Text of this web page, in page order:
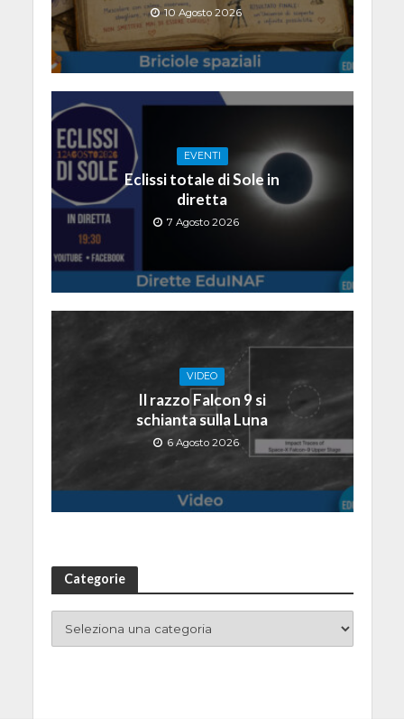
10 Agosto 2026
EVENTI
Eclissi totale di Sole in
diretta
7 Agosto 2026
VIDEO
Il razzo Falcon 9 si
schianta sulla Luna
6 Agosto 2026
Categorie